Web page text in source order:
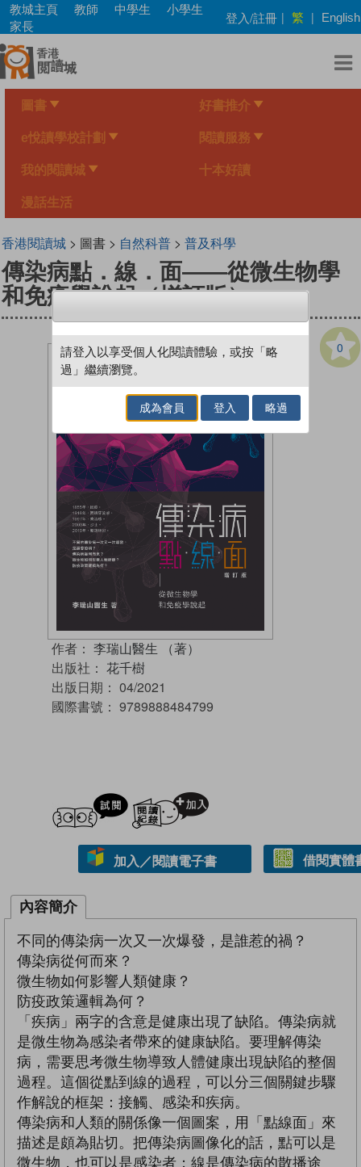
Skip
main
content
教城主頁 教師 中學生
小學生
家長
登入/註冊 | 繁 | English
圖書 好書推介
e悅讀學校計劃 閱讀服務
我的閱讀城 十本好讀
漫話生活
香港閱讀城> 圖書 > 自然科普> 普及科學
傳染病點．線．面——從微生物學
和免疫學說起（增訂版）
0
作者： 李瑞山醫生 （著）
出版社： 花千樹
出版日期： 04/2021
國際書號： 9789888484799
試閲
加入／閱讀電子書 借閱實體
內容簡介
不同的傳染病一次又一次爆發，是誰惹的禍？
傳染病從何而來？
微生物如何影響人類健康？
防疫政策邏輯為何？
「疾病」兩字的含意是健康出現了缺陷。傳染病就
是微生物為感染者帶來的健康缺陷。要理解傳染
病，需要思考微生物導致人體健康出現缺陷的整個
過程。這個從點到線的過程，可以分三個關鍵步驟
作解說的框架：接觸、感染和疾病。
傳染病和人類的關係像一個圖案，用「點線面」來
描述是頗為貼切。把傳染病圖像化的話，點可以是
微生物，也可以是感染者；線是傳染病的散播途
請登入以享受個人化閱讀體驗，或按「略
過」繼續瀏覽。
成為會員 登入 略過